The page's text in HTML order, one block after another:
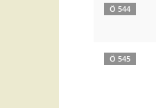
Ö 544
Ö 545